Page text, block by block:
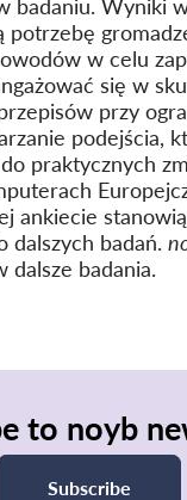
badaniu. Wyniki
potrzebę
w celu
się w
przy
podejścia,
praktycznych
ankiecie
dalszych badań.
dalsze badania.
to noyb
Subscribe